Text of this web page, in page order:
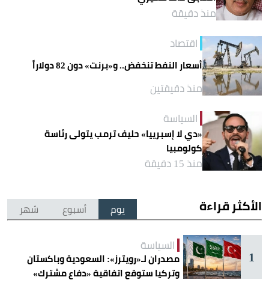
منذ دقيقة
اقتصاد
أسعار النفط تنخفض.. و«برنت» دون 82 دولاراً
منذ دقيقتين
السياسة
«دي لا إسبرييا» حليف ترمب يتولى رئاسة
كولومبيا
منذ 15 دقيقة
الأكثر قراءة يوم أسبوع شهر
1
السياسة
مصدران لـ«رويترز»: السعودية وباكستان
وتركيا ستوقع اتفاقية «دفاع مشترك»